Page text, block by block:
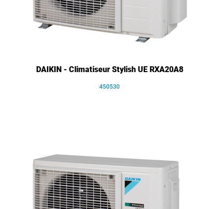
DAIKIN - Climatiseur Stylish UE RXA20A8
450530